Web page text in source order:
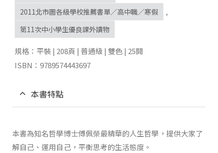
2011北市圖各級學校推薦書單／高中職／寒假
,
第11次中小學生優良課外讀物
規格：平裝 | 208頁 | 普通級 | 雙色 | 25開
ISBN：9789574443697
本書特點
本書為知名哲學博士傅佩榮最精華的人生哲學，提供大家了
解自己、運用自己，平衡思考的生活態度。